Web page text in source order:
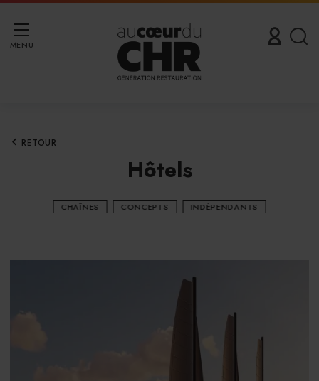
MENU
RETOUR
Hôtels
CHAÎNES CONCEPTS INDÉPENDANTS